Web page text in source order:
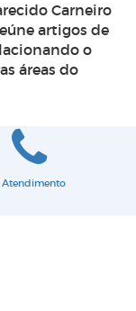
Carneiro
artigos de
o
áreas do
Atendimento